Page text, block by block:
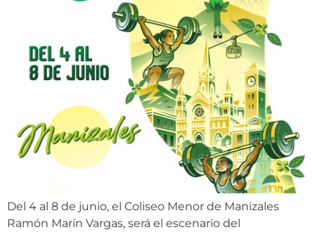
Del 4 al 8 de junio, el Coliseo Menor de Manizales
Ramón Marín Vargas, será el escenario del